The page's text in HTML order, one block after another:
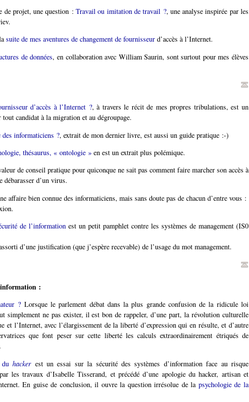
de projet, une question : Travail ou imitation de travail ?, une analyse inspirée par les
suite de mes aventures de changement de fournisseur d’accès à l’Internet.
de données, en collaboration avec William Saurin, sont surtout pour mes élèves
d’accès à l’Internet ?, à travers le récit de mes propres tribulations, est un
candidat à la migration et au dégroupage.
informaticiens ?, extrait de mon dernier livre, est aussi un guide pratique :-)
thésaurus, « ontologie » en est un extrait plus polémique.
de conseil pratique pour quiconque ne sait pas comment faire marcher son accès à
débarasser d’un virus.
affaire bien connue des informaticiens, mais sans doute pas de chacun d’entre vous :
de l’information est un petit pamphlet contre les systèmes de management (IS0
d’une justification (que j’espère recevable) de l’usage du mot management.
:
? Lorsque le parlement débat dans la plus grande confusion de la ridicule loi
simplement ne pas exister, il est bon de rappeler, d’une part, la révolution culturelle
et l’Internet, avec l’élargissement de la liberté d’expression qui en résulte, et d’autre
que font peser sur cette liberté les calculs extraordinairement étriqués de
duhacker est un essai sur la sécurité des systèmes d’information face au risque
les travaux d’Isabelle Tisserand, et précédé d’une apologie du hacker, artisan et
En guise de conclusion, il ouvre la question irrésolue de la psychologie de la